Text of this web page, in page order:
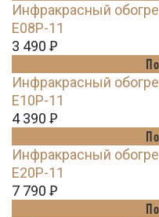
Инфракрасный
E08P-11
3 490 Ꝑ
Инфракрасный
E10P-11
4 390 Ꝑ
Инфракрасный
E20P-11
7 790 Ꝑ